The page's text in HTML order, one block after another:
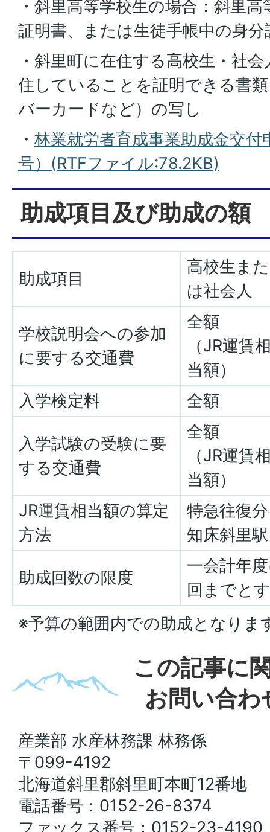
・斜里高等学校生の場合：斜里
証明書、または生徒手帳中の身分
・斜里町に在住する高校生・社
住していることを証明できる書
バーカードなど）の写し
・ 林業就労者育成事業助成金交付
号）(RTFファイル:78.2KB)
助成項目及び助成の額
助成項目
高校生また
は社会人
学校説明会への参加
に要する交通費
全額
（JR運賃
当額）
入学検定料
全額
入学試験の受験に要
する交通費
全額
（JR運賃
当額）
JR運賃相当額の算定
方法
特急往復
知床斜里
助成回数の限度
一会計年
回までと
※予算の範囲内での助成となりま
この記事に
お問い合わ
産業部 水産林務課 林務係
〒099-4192
北海道斜里郡斜里町本町12番地
電話番号：0152-26-8374
ファックス番号：0152-23-4190